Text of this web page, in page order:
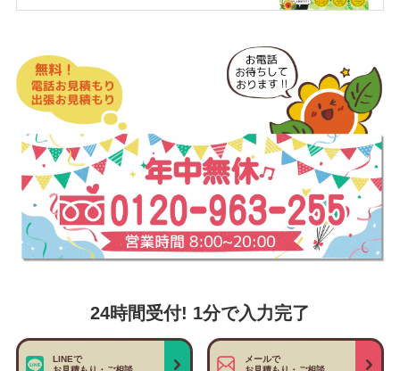
24時間受付! 1分で入力完了
LINEで
メールで